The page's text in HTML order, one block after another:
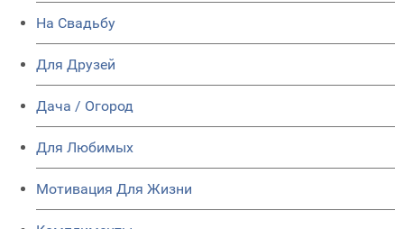
На Свадьбу
Для Друзей
Дача / Огород
Для Любимых
Мотивация Для Жизни